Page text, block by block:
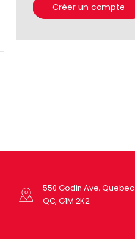
Créer un compte
550 Godin Ave, Quebec
QC, G1M 2K2